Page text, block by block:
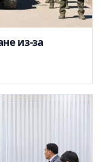
из-за